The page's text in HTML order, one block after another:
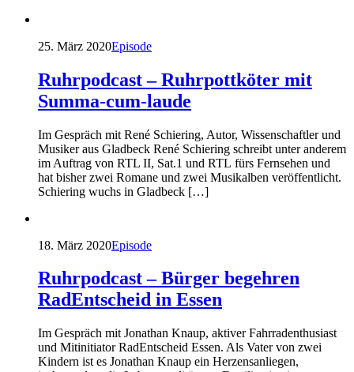
25. März 2020Episode
Ruhrpodcast – Ruhrpottköter mit
Summa-cum-laude
Im Gespräch mit René Schiering, Autor, Wissenschaftler und
Musiker aus Gladbeck René Schiering schreibt unter anderem
im Auftrag von RTL II, Sat.1 und RTL fürs Fernsehen und
hat bisher zwei Romane und zwei Musikalben veröffentlicht.
Schiering wuchs in Gladbeck […]
18. März 2020Episode
Ruhrpodcast – Bürger begehren
RadEntscheid in Essen
Im Gespräch mit Jonathan Knaup, aktiver Fahrradenthusiast
und Mitinitiator RadEntscheid Essen. Als Vater von zwei
Kindern ist es Jonathan Knaup ein Herzensanliegen,